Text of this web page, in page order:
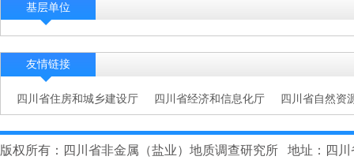
基层单位
友情链接
四川省住房和城乡建设厅 四川省经济和信息化厅 四川省自然资
版权所有：四川省非金属（盐业）地质调查研究所 地址：四